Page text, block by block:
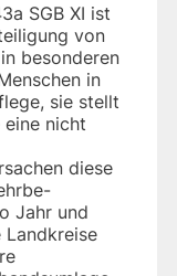
SGB XI ist
von
besonderen
in
sie stellt
nicht
diese
Jahr und
Landkreise